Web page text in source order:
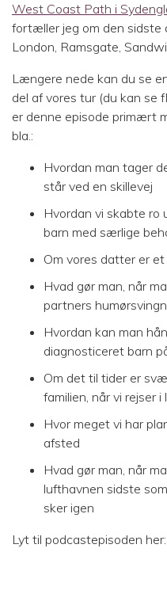
West Coast Path i
fortæller jeg om den sidste
London, Ramsgate,
Længere nede kan du se
del af vores tur (du kan se
er denne episode primært
bla.:
Hvordan man tager
står ved en skillevej
Hvordan vi skabte ro
barn med særlige
Om vores datter er et
Hvad gør man, når
partners
Hvordan kan man
diagnosticeret barn
Om det til tider er
familien, når vi rejser
Hvor meget vi har
afsted
Hvad gør man, når
lufthavnen sidste
sker igen
Lyt til podcastepisoden her: